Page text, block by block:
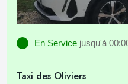
En Service jusqu'à
Taxi des Oliviers